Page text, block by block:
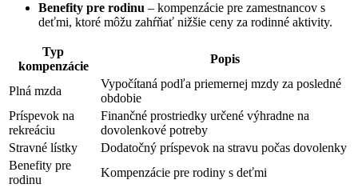
Benefity pre rodinu – kompenzácie pre zamestnancov s
deťmi, ktoré môžu zahŕňať nižšie ceny za rodinné aktivity.
Typ
kompenzácie
Popis
Plná mzda
Vypočítaná podľa priemernej mzdy za posledné
obdobie
Príspevok na
rekreáciu
Finančné prostriedky určené výhradne na
dovolenkové potreby
Stravné lístky
Dodatočný príspevok na stravu počas dovolenky
Benefity pre
rodinu
Kompenzácie pre rodiny s deťmi